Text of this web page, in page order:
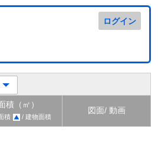
ログイン
積（㎡）
積 / 建物面積
図面/ 動画